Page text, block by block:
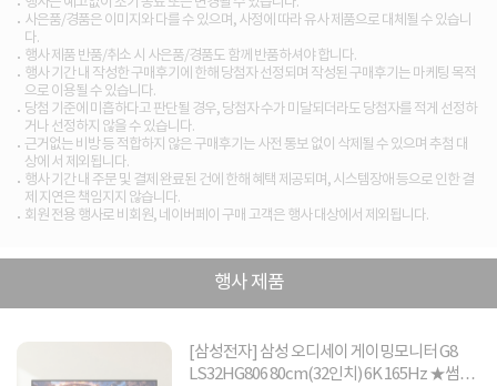
사은품/경품은 이미지와 다를 수 있으며, 사정에 따라 유사 제품으로 대체될 수 있습니
다.
행사 제품 반품/취소 시 사은품/경품도 함께 반품하셔야 합니다.
행사 기간 내 작성한 구매후기에 한해 당첨자 선정되며 작성된 구매후기는 마케팅 목적
으로 이용될 수 있습니다.
당첨 기준에 미흡하다고 판단될 경우, 당첨자 수가 미달되더라도 당첨자를 적게 선정하
거나 선정하지 않을 수 있습니다.
근거없는 비방 등 적합하지 않은 구매후기는 사전 통보 없이 삭제될 수 있으며 추첨 대
상에 서 제외됩니다.
행사 기간 내 주문 및 결제 완료된 건에 한해 혜택 제공되며, 시스템장애 등으로 인한 결
제 지연은 책임지지 않습니다.
회원 전용 행사로 비회원, 네이버페이 구매 고객은 행사 대상에서 제외됩니다.
행사 제품
[삼성전자] 삼성 오디세이 게이밍모니터 G8
LS32HG806 80cm(32인치) 6K 165Hz ★썸머